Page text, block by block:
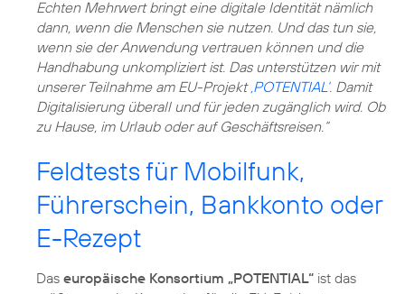
Echten Mehrwert bringt eine digitale Identität nämlich
dann, wenn die Menschen sie nutzen. Und das tun sie,
wenn sie der Anwendung vertrauen können und die
Handhabung unkompliziert ist. Das unterstützen wir mit
unserer Teilnahme am EU-Projekt‚POTENTIAL‘. Damit
Digitalisierung überall und für jeden zugänglich wird. Ob
zu Hause, im Urlaub oder auf Geschäftsreisen.“
Feldtests für Mobilfunk,
Führerschein, Bankkonto oder
E-Rezept
Das europäische Konsortium „POTENTIAL“ ist das